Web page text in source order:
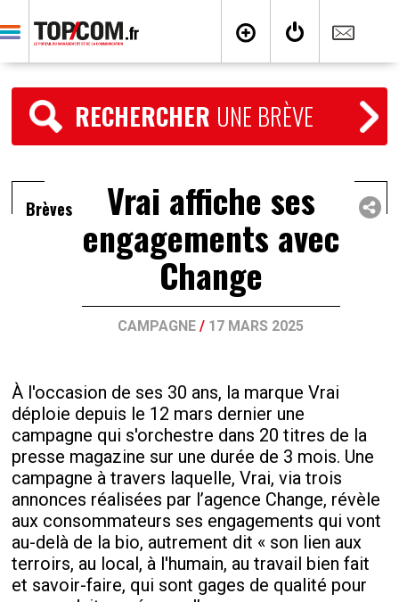
RECHERCHER UNE BRÈVE
Brèves Vrai affiche ses
engagements avec
Change
CAMPAGNE / 17 MARS 2025
À l'occasion de ses 30 ans, la marque Vrai
déploie depuis le 12 mars dernier une
campagne qui s'orchestre dans 20 titres de la
presse magazine sur une durée de 3 mois. Une
campagne à travers laquelle, Vrai, via trois
annonces réalisées par l’agence Change, révèle
aux consommateurs ses engagements qui vont
au-delà de la bio, autrement dit « son lien aux
terroirs, au local, à l'humain, au travail bien fait
et savoir-faire, qui sont gages de qualité pour